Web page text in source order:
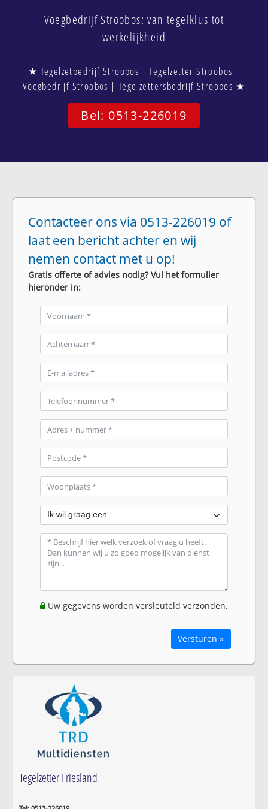
Voegbedrijf Stroobos: van tegelklus tot
werkelijkheid
★ Tegelzetbedrijf Stroobos | Tegelzetter Stroobos |
Voegbedrijf Stroobos | Tegelzettersbedrijf Stroobos ★
Bel: 0513-226019
Contacteer ons via 0513-226019 of
laat een bericht achter en wij
nemen contact met u op!
Gratis offerte of advies nodig? Vul het formulier
hieronder in:
Uw gegevens worden versleuteld verzonden.
Versturen »
Tegelzetter Friesland